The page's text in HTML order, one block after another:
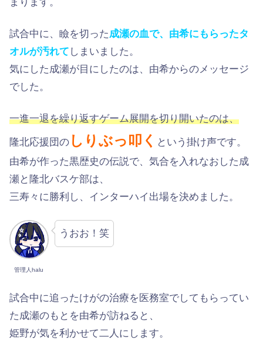
試合中に、瞼を切った成瀬の血で、由希にもらったタ
オルが汚れて しまいました。
気にした成瀬が目にしたのは、由希からのメッセージ
でした。
一進一退を繰り返すゲーム展開を切り開いたのは、
隆北応援団の しりぶっ叩く という掛け声です。
由希が作った黒歴史の伝説で、気合を入れなおした成
瀬と隆北バスケ部は、
三寿々に勝利し、インターハイ出場を決めました。
管理人halu
うおお！笑
試合中に追ったけがの治療を医務室でしてもらってい
た成瀬のもとを由希が訪ねると、
姫野が気を利かせて二人にします。